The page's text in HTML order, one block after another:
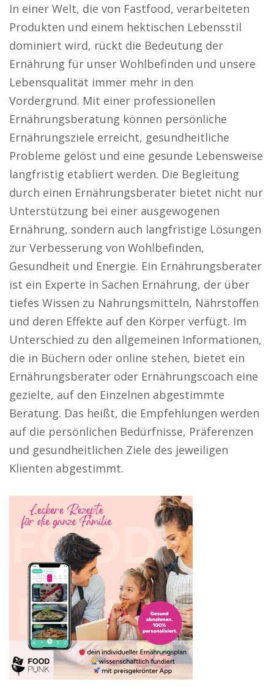
In einer Welt, die von Fastfood, verarbeiteten
Produkten und einem hektischen Lebensstil
dominiert wird, rückt die Bedeutung der
Ernährung für unser Wohlbefinden und unsere
Lebensqualität immer mehr in den
Vordergrund. Mit einer professionellen
Ernährungsberatung können persönliche
Ernährungsziele erreicht, gesundheitliche
Probleme gelöst und eine gesunde Lebensweise
langfristig etabliert werden. Die Begleitung
durch einen Ernährungsberater bietet nicht nur
Unterstützung bei einer ausgewogenen
Ernährung, sondern auch langfristige Lösungen
zur Verbesserung von Wohlbefinden,
Gesundheit und Energie. Ein Ernährungsberater
ist ein Experte in Sachen Ernährung, der über
tiefes Wissen zu Nahrungsmitteln, Nährstoffen
und deren Effekte auf den Körper verfügt. Im
Unterschied zu den allgemeinen Informationen,
die in Büchern oder online stehen, bietet ein
Ernährungsberater oder Ernährungscoach eine
gezielte, auf den Einzelnen abgestimmte
Beratung. Das heißt, die Empfehlungen werden
auf die persönlichen Bedürfnisse, Präferenzen
und gesundheitlichen Ziele des jeweiligen
Klienten abgestimmt.